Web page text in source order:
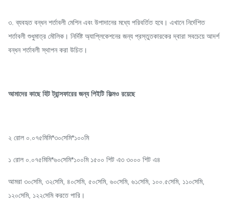
৩. ব্যবহৃত বন্ধন শর্তাবলী মেশিন এবং উপাদানের মধ্যে পরিবর্তিত হবে। এখানে নির্দেশিত
শর্তাবলী শুধুমাত্র মৌলিক। নির্দিষ্ট অ্যাপ্লিকেশনের জন্য প্রস্তুতকারকের দ্বারা সবচেয়ে আদর্শ
বন্ধন শর্তাবলী স্থাপন করা উচিত।
আমাদের কাছে হিট ট্রান্সফারের জন্য পিইটি ফিল্মও রয়েছে
২ রোল ০.০৭৫মিমি*৩০সেমি*১০০মি
১ রোল ০.০৭৫মিমি*৬০সেমি*১০০মি ১৫০০ শিট এ৩ ৩০০০ শিট এ৪
আমরা ৩০সেমি, ৩২সেমি, ৪০সেমি, ৫০সেমি, ৬০সেমি, ৬১সেমি, ১০০.৫সেমি, ১১০সেমি,
১২০সেমি, ১২২সেমি করতে পারি।